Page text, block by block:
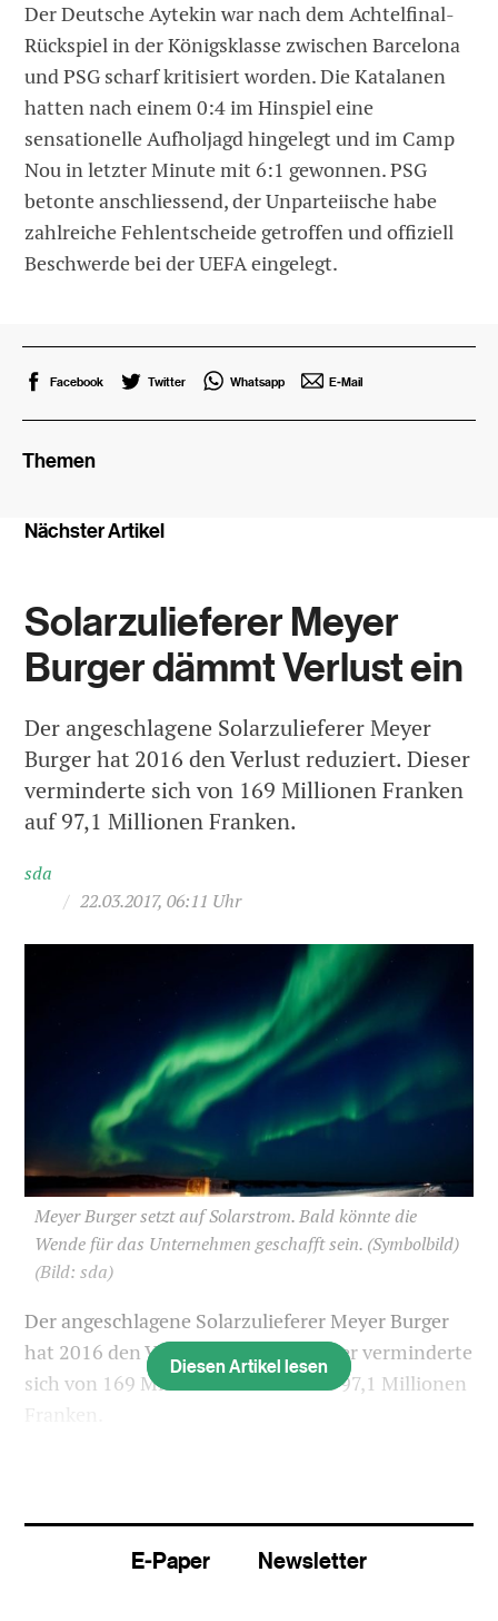
Der Deutsche Aytekin war nach dem Achtelfinal-
Rückspiel in der Königsklasse zwischen Barcelona
und PSG scharf kritisiert worden. Die Katalanen
hatten nach einem 0:4 im Hinspiel eine
sensationelle Aufholjagd hingelegt und im Camp
Nou in letzter Minute mit 6:1 gewonnen. PSG
betonte anschliessend, der Unparteiische habe
zahlreiche Fehlentscheide getroffen und offiziell
Beschwerde bei der UEFA eingelegt.
Facebook Twitter Whatsapp E-Mail
Themen
Nächster Artikel
Solarzulieferer Meyer
Burger dämmt Verlust ein
Der angeschlagene Solarzulieferer Meyer
Burger hat 2016 den Verlust reduziert. Dieser
verminderte sich von 169 Millionen Franken
auf 97,1 Millionen Franken.
sda
/ 22.03.2017, 06:11 Uhr
Meyer Burger setzt auf Solarstrom. Bald könnte die
Wende für das Unternehmen geschafft sein. (Symbolbild)
(Bild: sda)
Der angeschlagene Solarzulieferer Meyer Burger
hat 2016 den Verlust reduziert. Dieser verminderte
sich von 169 Millionen Franken auf 97,1 Millionen
Franken.
Ziel nach einem soliden Wachstum erreicht, heisst
es in der Mitteilung vom Mittwoch. Der
Diesen Artikel lesen
E-Paper Newsletter